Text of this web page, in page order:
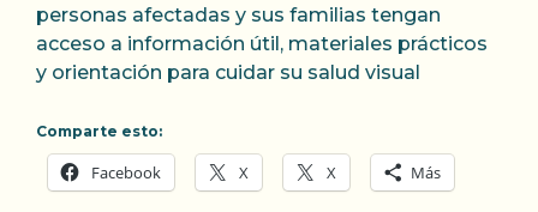
personas afectadas y sus familias tengan
acceso a información útil, materiales prácticos
y orientación para cuidar su salud visual
Comparte esto:
Facebook X X Más